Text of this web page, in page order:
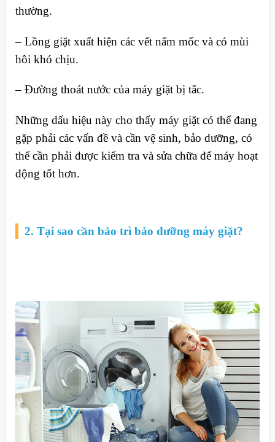
thường.
– Lồng giặt xuất hiện các vết nấm mốc và có mùi
hôi khó chịu.
– Đường thoát nước của máy giặt bị tắc.
Những dấu hiệu này cho thấy máy giặt có thể đang
gặp phải các vấn đề và cần vệ sinh, bảo dưỡng, có
thể cần phải được kiểm tra và sửa chữa để máy hoạt
động tốt hơn.
2. Tại sao cần bảo trì bảo dưỡng máy giặt?